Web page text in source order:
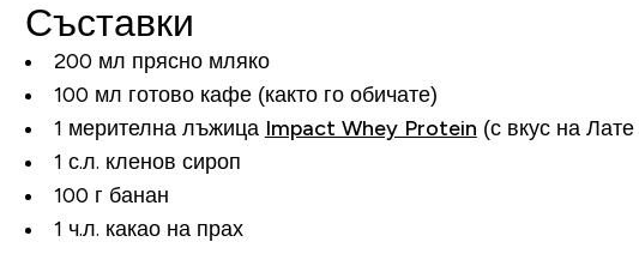
Съставки
200 мл прясно мляко
100 мл готово кафе (както го обичате)
1 мерителна лъжица Impact Whey Protein (с вкус на
1 с.л. кленов сироп
100 г банан
1 ч.л. какао на прах